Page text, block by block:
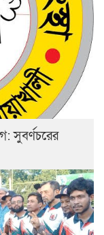
সুবর্ণচরের